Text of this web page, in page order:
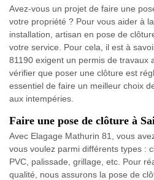
Avez-vous un projet de faire une
votre propriété ? Pour vous aider à
installation, artisan en pose de
votre service. Pour cela, il est à
81190 exigent un permis de travaux
vérifier que poser une clôture est
essentiel de faire un meilleur choix
aux intempéries.
Faire une pose de clôture à
Avec Elagage Mathurin 81, vous
vous voulez parmi différents types :
PVC, palissade, grillage, etc. Pour
qualité, nous assurons la pose de